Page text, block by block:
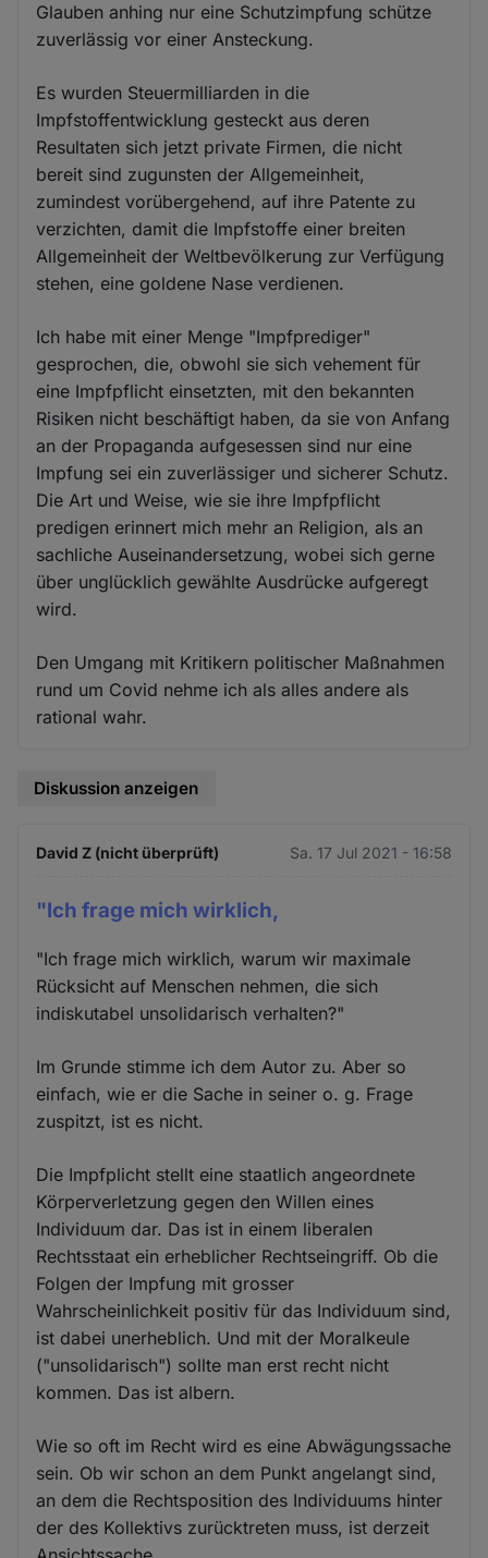
Glauben anhing nur eine Schutzimpfung schütze
zuverlässig vor einer Ansteckung.
Es wurden Steuermilliarden in die
Impfstoffentwicklung gesteckt aus deren
Resultaten sich jetzt private Firmen, die nicht
bereit sind zugunsten der Allgemeinheit,
zumindest vorübergehend, auf ihre Patente zu
verzichten, damit die Impfstoffe einer breiten
Allgemeinheit der Weltbevölkerung zur Verfügung
stehen, eine goldene Nase verdienen.
Ich habe mit einer Menge "Impfprediger"
gesprochen, die, obwohl sie sich vehement für
eine Impfpflicht einsetzten, mit den bekannten
Risiken nicht beschäftigt haben, da sie von Anfang
an der Propaganda aufgesessen sind nur eine
Impfung sei ein zuverlässiger und sicherer Schutz.
Die Art und Weise, wie sie ihre Impfpflicht
predigen erinnert mich mehr an Religion, als an
sachliche Auseinandersetzung, wobei sich gerne
über unglücklich gewählte Ausdrücke aufgeregt
wird.
Den Umgang mit Kritikern politischer Maßnahmen
rund um Covid nehme ich als alles andere als
rational wahr.
Diskussion anzeigen
David Z (nicht überprüft) Sa. 17 Jul 2021 - 16:58
"Ich frage mich wirklich,
"Ich frage mich wirklich, warum wir maximale
Rücksicht auf Menschen nehmen, die sich
indiskutabel unsolidarisch verhalten?"
Im Grunde stimme ich dem Autor zu. Aber so
einfach, wie er die Sache in seiner o. g. Frage
zuspitzt, ist es nicht.
Die Impfplicht stellt eine staatlich angeordnete
Körperverletzung gegen den Willen eines
Individuum dar. Das ist in einem liberalen
Rechtsstaat ein erheblicher Rechtseingriff. Ob die
Folgen der Impfung mit grosser
Wahrscheinlichkeit positiv für das Individuum sind,
ist dabei unerheblich. Und mit der Moralkeule
("unsolidarisch") sollte man erst recht nicht
kommen. Das ist albern.
Wie so oft im Recht wird es eine Abwägungssache
sein. Ob wir schon an dem Punkt angelangt sind,
an dem die Rechtsposition des Individuums hinter
der des Kollektivs zurücktreten muss, ist derzeit